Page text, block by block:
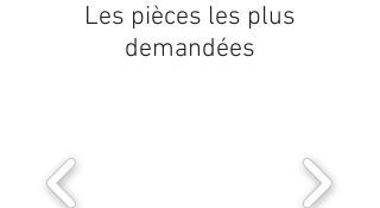
Les pièces les plus
demandées